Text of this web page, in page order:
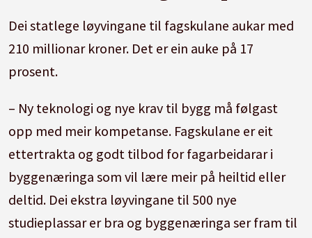
Dei statlege løyvingane til fagskulane aukar med
210 millionar kroner. Det er ein auke på 17
prosent.
– Ny teknologi og nye krav til bygg må følgast
opp med meir kompetanse. Fagskulane er eit
ettertrakta og godt tilbod for fagarbeidarar i
byggenæringa som vil lære meir på heiltid eller
deltid. Dei ekstra løyvingane til 500 nye
studieplassar er bra og byggenæringa ser fram til